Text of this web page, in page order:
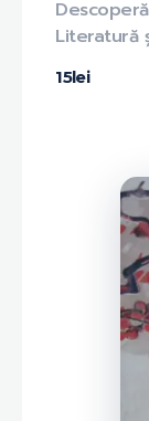
15lei
Literatură